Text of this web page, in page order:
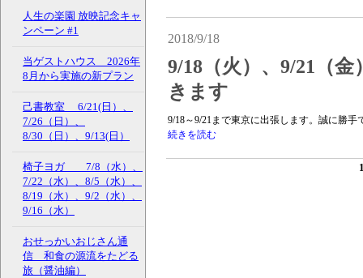
人生の楽園 放映記念キャ
ンペーン #1
当ゲストハウス 2026年
8月から実施の新プラン
己書教室 6/21(日）、
7/26（日）、
8/30（日）、9/13(日）
椅子ヨガ 7/8（水）、
7/22（水）、8/5（水）、
8/19（水）、9/2（水）、
9/16（水）
おせっかいおじさん通
信 和食の源流をたどる
旅（醤油編）
2018/9/18
9/18（火）、9/21（
きます
9/18～9/21まで東京に出張します。誠に勝
続きを読む